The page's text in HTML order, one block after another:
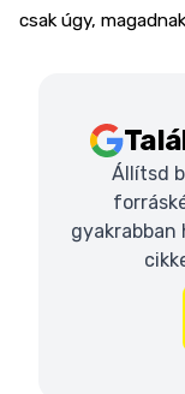
csak úgy,
Állítsd
gyakrabban